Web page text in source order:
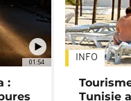
01:54
:
INFO
Tunisie